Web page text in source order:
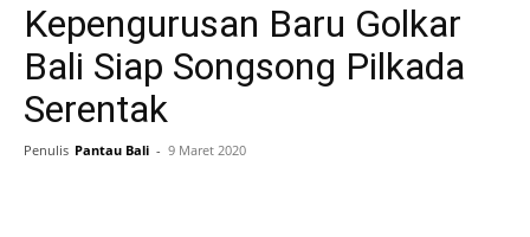
Kepengurusan Baru Golkar
Bali Siap Songsong Pilkada
Serentak
Penulis Pantau Bali - 9 Maret 2020